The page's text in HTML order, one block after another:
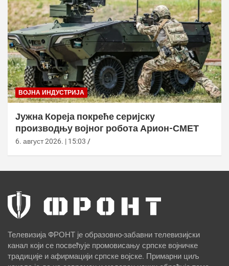
ВОЈНА ИНДУСТРИЈА
Јужна Кореја покреће серијску
производњу војног робота Арион-СМЕТ
6. август 2026. | 15:03
Телевизија ФРОНТ је образовно-забавни телевизијски
канал који се посвећује промовисању српске војничке
традиције и афирмацији српске војске. Примарни циљ